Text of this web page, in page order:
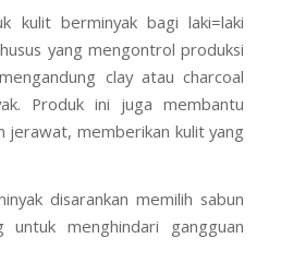
kulit berminyak bagi laki=laki
yang mengontrol produksi
clay atau charcoal
Produk ini juga membantu
jerawat, memberikan kulit yang
disarankan memilih sabun
untuk menghindari gangguan